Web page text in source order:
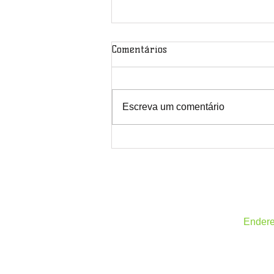
Comentários
Escreva um comentário